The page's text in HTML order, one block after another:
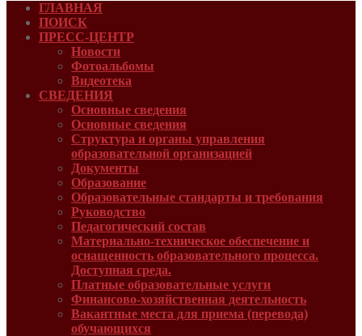
ГЛАВНАЯ
ПОИСК
ПРЕСС-ЦЕНТР
Новости
Фотоальбомы
Видеотека
СВЕДЕНИЯ
Основные сведения
Основные сведения
Структура и органы управления
образовательной организацией
Документы
Образование
Образовательные стандарты и требования
Руководcтво
Педагогический состав
Материально-техническое обеспечение и
оснащенность образовательного процесса.
Доступная среда.
Платные образовательные услуги
Финансово-хозяйственная деятельность
Вакантные места для приема (перевода)
обучающихся